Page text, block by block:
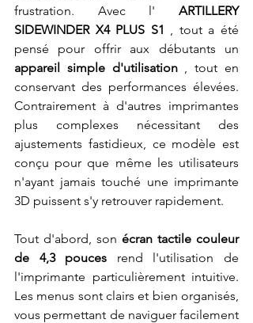
frustration. Avec l' ARTILLERY
SIDEWINDER X4 PLUS S1 , tout a été
appareil simple d'utilisation , tout en
conservant des performances élevées.
Contrairement à d'autres imprimantes
plus complexes nécessitant des
ajustements fastidieux, ce modèle est
conçu pour que même les utilisateurs
n'ayant jamais touché une imprimante
3D puissent s'y retrouver rapidement.
Tout d'abord, son écran tactile couleur
de 4,3 pouces rend l'utilisation de
l'imprimante particulièrement intuitive.
Les menus sont clairs et bien organisés,
vous permettant de naviguer facilement